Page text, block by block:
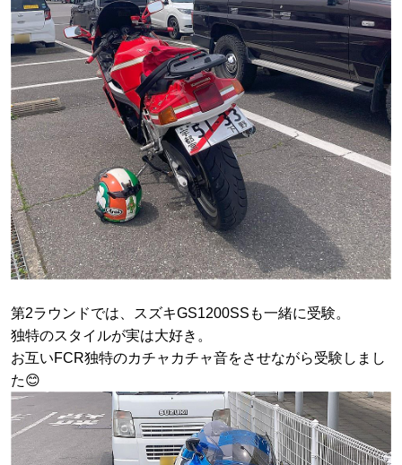
第2ラウンドでは、スズキGS1200SSも一緒に受験。
独特のスタイルが実は大好き。
お互いFCR独特のカチャカチャ音をさせながら受験しまし
た😊